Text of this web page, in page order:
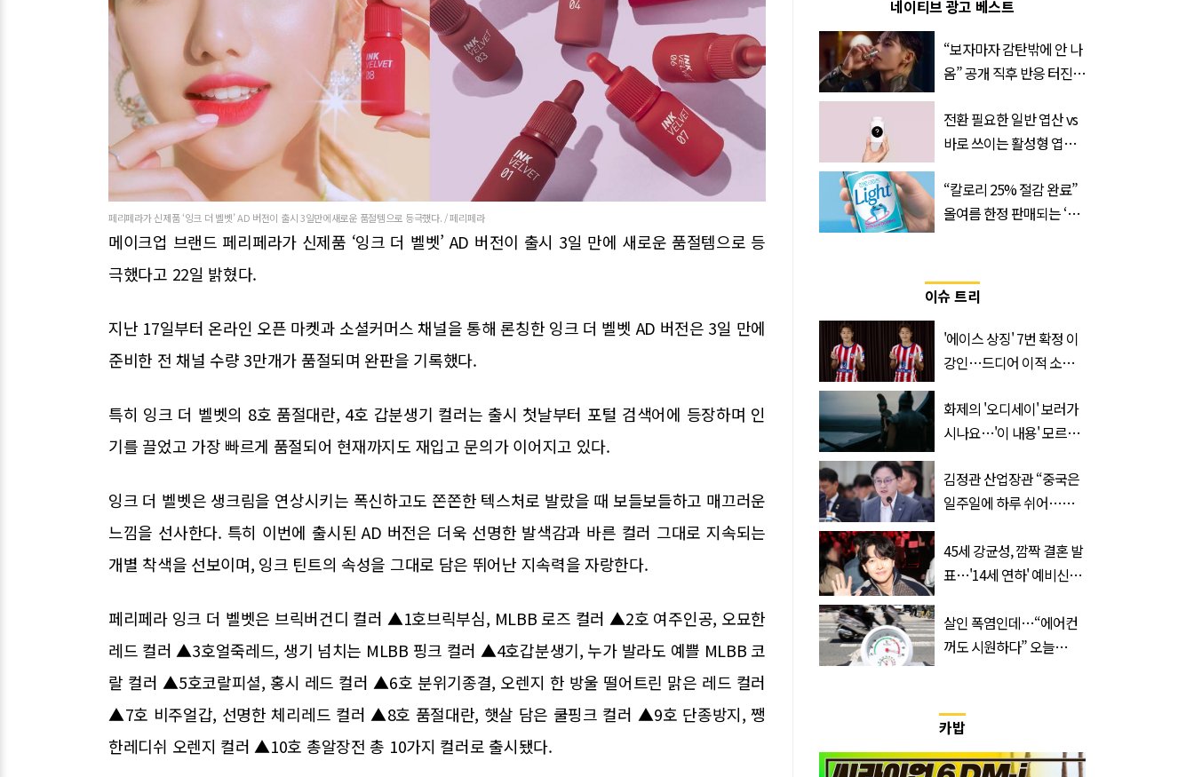
페리페라가 신제품 ‘잉크 더 벨벳’ AD 버전이 출시 3일만에새로운 품절템으로 등극했다. / 페리페라
메이크업 브랜드 페리페라가 신제품 ‘잉크 더 벨벳’ AD 버전이 출시 3일 만에 새로운 품절템으로 등
극했다고 22일 밝혔다.
지난 17일부터 온라인 오픈 마켓과 소셜커머스 채널을 통해 론칭한 잉크 더 벨벳 AD 버전은 3일 만에
준비한 전 채널 수량 3만개가 품절되며 완판을 기록했다.
특히 잉크 더 벨벳의 8호 품절대란, 4호 갑분생기 컬러는 출시 첫날부터 포털 검색어에 등장하며 인
기를 끌었고 가장 빠르게 품절되어 현재까지도 재입고 문의가 이어지고 있다.
잉크 더 벨벳은 생크림을 연상시키는 폭신하고도 쫀쫀한 텍스처로 발랐을 때 보들보들하고 매끄러운
느낌을 선사한다. 특히 이번에 출시된 AD 버전은 더욱 선명한 발색감과 바른 컬러 그대로 지속되는
개별 착색을 선보이며, 잉크 틴트의 속성을 그대로 담은 뛰어난 지속력을 자랑한다.
페리페라 잉크 더 벨벳은 브릭버건디 컬러 ▲1호브릭부심, MLBB 로즈 컬러 ▲2호 여주인공, 오묘한
레드 컬러 ▲3호얼죽레드, 생기 넘치는 MLBB 핑크 컬러 ▲4호갑분생기, 누가 발라도 예쁠 MLBB 코
랄 컬러 ▲5호코랄피셜, 홍시 레드 컬러 ▲6호 분위기종결, 오렌지 한 방울 떨어트린 맑은 레드 컬러
▲7호 비주얼갑, 선명한 체리레드 컬러 ▲8호 품절대란, 햇살 담은 쿨핑크 컬러 ▲9호 단종방지, 쨍
한레디쉬 오렌지 컬러 ▲10호 총알장전 총 10가지 컬러로 출시됐다.
네이티브 광고 베스트
“보자마자 감탄밖에 안 나
옴” 공개 직후 반응 터진
전환 필요한 일반 엽산 vs
바로 쓰이는 활성형 엽
‘Quatrefolic®’ 주목
“칼로리 25% 절감 완료”
올여름 한정 판매되는 ‘최
이슈 트리
'에이스 상징' 7번 확정 이
강인…드디어 이적 소감
화제의 '오디세이' 보러가
시나요…'이 내용' 모르고
김정관 산업장관 “중국은
일주일에 하루 쉬어…주
45세 강균성, 깜짝 결혼 발
표…'14세 연하' 예비신부
살인 폭염인데…“에어컨
꺼도 시원하다” 오늘
카밥